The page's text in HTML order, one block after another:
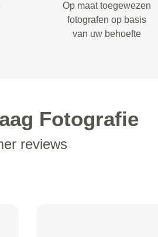
Op maat toegewezen
fotografen op basis
van uw behoefte
Fotografie
reviews